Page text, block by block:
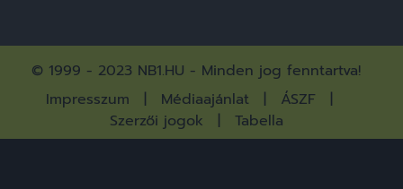
© 1999 - 2023 NB1.HU - Minden jog fenntartva!
Impresszum
Médiaajánlat
ÁSZF
Szerzői jogok
Tabella